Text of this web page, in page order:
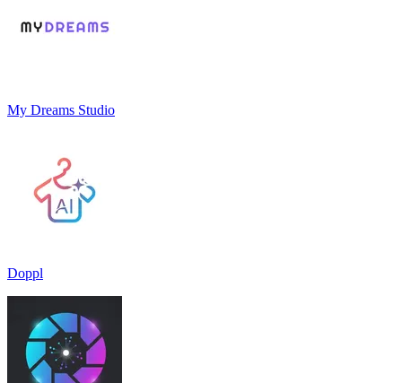
My Dreams Studio
Doppl